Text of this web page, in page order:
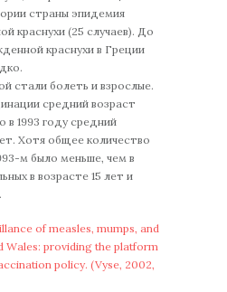
страны эпидемия
краснухи (25 случаев). До
краснухи в Греции
стали болеть и взрослые.
средний возраст
в 1993 году средний
Хотя общее количество
м было меньше, чем в
в возрасте 15 лет и
of measles, mumps, and
Wales: providing the platform
policy. (Vyse, 2002,